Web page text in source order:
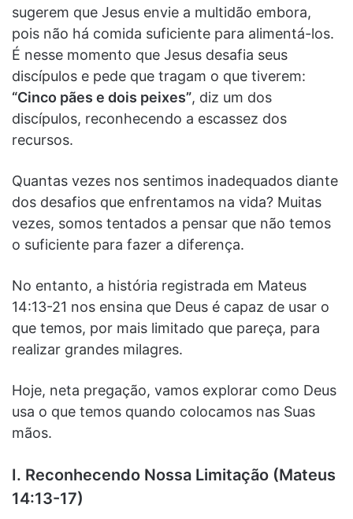
sugerem que Jesus envie a multidão embora,
pois não há comida suficiente para alimentá-los.
É nesse momento que Jesus desafia seus
discípulos e pede que tragam o que tiverem:
“Cinco pães e dois peixes”, diz um dos
discípulos, reconhecendo a escassez dos
recursos.
Quantas vezes nos sentimos inadequados diante
dos desafios que enfrentamos na vida? Muitas
vezes, somos tentados a pensar que não temos
o suficiente para fazer a diferença.
No entanto, a história registrada em Mateus
14:13-21 nos ensina que Deus é capaz de usar o
que temos, por mais limitado que pareça, para
realizar grandes milagres.
Hoje, neta pregação, vamos explorar como Deus
usa o que temos quando colocamos nas Suas
mãos.
I. Reconhecendo Nossa Limitação (Mateus
14:13-17)